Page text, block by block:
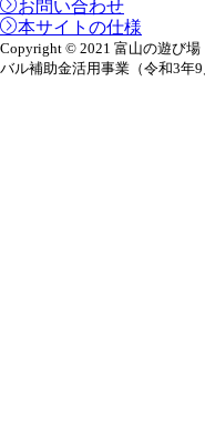
お問い合わせ
本サイトの仕様
Copyright © 2021 富山の遊び場
バル補助金活用事業（令和3年9